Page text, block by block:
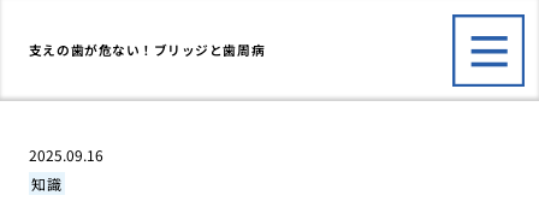
支えの歯が危ない！ブリッジと歯周病
2025.09.16
知識